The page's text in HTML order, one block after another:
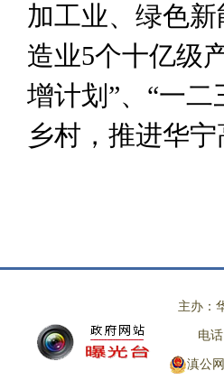
加工业、绿色
造业5个十亿级
增计划 ”、 “一二
乡村，推进华
主办：
电
滇公